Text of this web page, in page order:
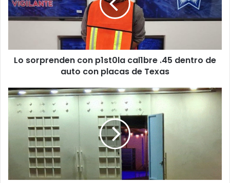
cal1bre
.45
auto
con
Texas
Lo sorprenden con p1st0la cal1bre .45 dentro de
auto con placas de Texas
Investigan
mu3rte
eventos
de